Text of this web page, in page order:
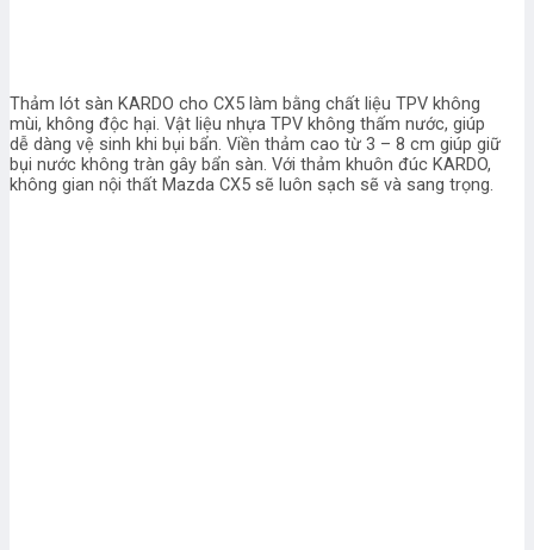
Thảm lót sàn KARDO cho CX5 làm bằng chất liệu TPV không
mùi, không độc hại. Vật liệu nhựa TPV không thấm nước, giúp
dễ dàng vệ sinh khi bụi bẩn. Viền thảm cao từ 3 – 8 cm giúp giữ
bụi nước không tràn gây bẩn sàn. Với thảm khuôn đúc KARDO,
không gian nội thất Mazda CX5 sẽ luôn sạch sẽ và sang trọng.